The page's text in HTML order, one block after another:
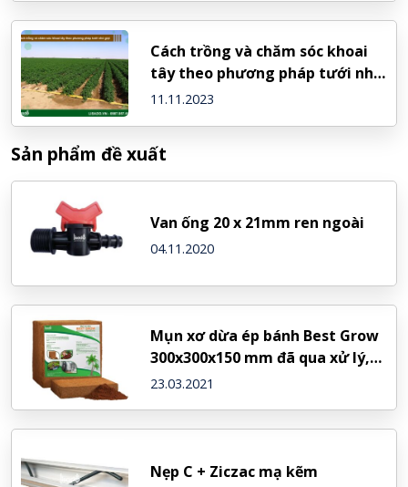
Cách trồng và chăm sóc khoai
tây theo phương pháp tưới nhỏ
giọt
11.11.2023
Sản phẩm đề xuất
Van ống 20 x 21mm ren ngoài
04.11.2020
Mụn xơ dừa ép bánh Best Grow
300x300x150 mm đã qua xử lý,
tiêu chuẩn xuất khẩu
23.03.2021
Nẹp C + Ziczac mạ kẽm